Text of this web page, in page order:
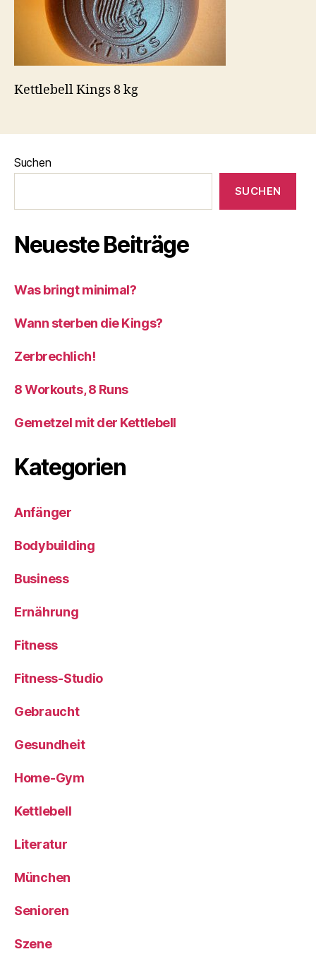
Kettlebell Kings 8 kg
Suchen
SUCHEN
Neueste Beiträge
Was bringt minimal?
Wann sterben die Kings?
Zerbrechlich!
8 Workouts, 8 Runs
Gemetzel mit der Kettlebell
Kategorien
Anfänger
Bodybuilding
Business
Ernährung
Fitness
Fitness-Studio
Gebraucht
Gesundheit
Home-Gym
Kettlebell
Literatur
München
Senioren
Szene